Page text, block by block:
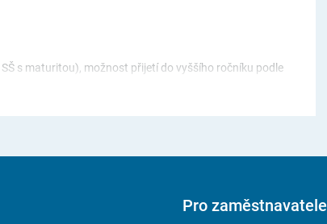
s maturitou), možnost přijetí do vyššího ročníku podle
Pro zaměstnavatele